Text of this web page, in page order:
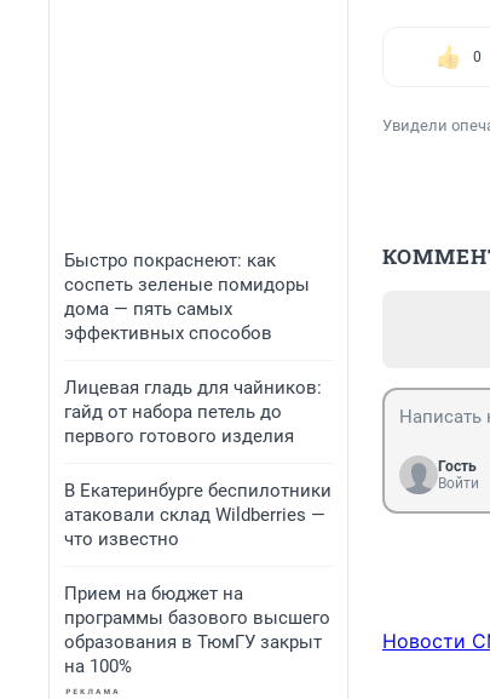
Быстро покраснеют: как
соспеть зеленые помидоры
дома — пять самых
эффективных способов
Лицевая гладь для чайников:
гайд от набора петель до
первого готового изделия
В Екатеринбурге беспилотники
атаковали склад Wildberries —
что известно
Прием на бюджет на
программы базового высшего
образования в ТюмГУ закрыт
на 100%
0
Увидели
Гость
Войти
Новости